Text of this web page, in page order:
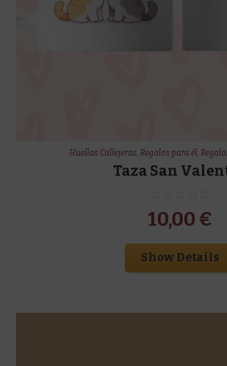
Huellas Callejeras,Regalos para él,
Taza San
10,00 €
Show Details